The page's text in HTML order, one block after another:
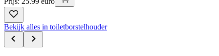
Bekijk alles in toiletborstelhouder